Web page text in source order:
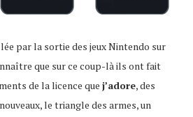
par la sortie des jeux Nintendo sur
que sur ce coup-là ils ont fait
de la licence que j’adore, des
le triangle des armes, un